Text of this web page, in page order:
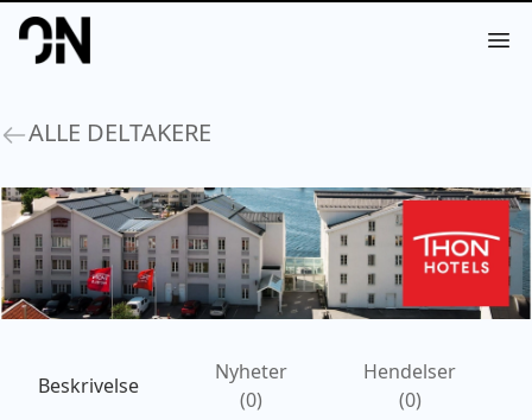
Your Company
ALLE DELTAKERE
Beskrivelse
Nyheter
(0)
Hendelser
(0)